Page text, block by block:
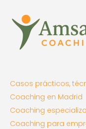
Casos prácticos,
Coaching en Madrid
Coaching
Coaching para